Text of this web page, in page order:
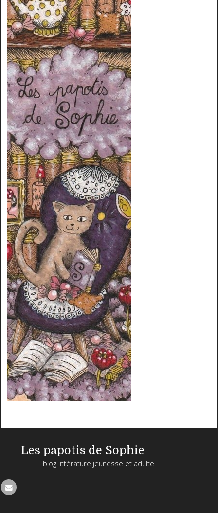
Les papotis de Sophie
blog littérature jeunesse et adulte